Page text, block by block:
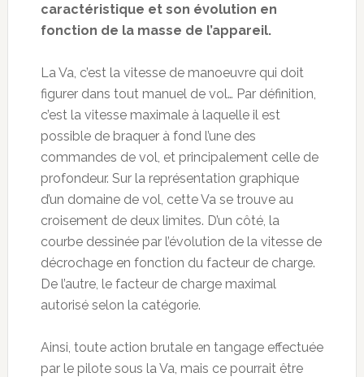
caractéristique et son évolution en
fonction de la masse de l’appareil.
La Va, c’est la vitesse de manoeuvre qui doit
figurer dans tout manuel de vol… Par définition,
c’est la vitesse maximale à laquelle il est
possible de braquer à fond l’une des
commandes de vol, et principalement celle de
profondeur. Sur la représentation graphique
d’un domaine de vol, cette Va se trouve au
croisement de deux limites. D’un côté, la
courbe dessinée par l’évolution de la vitesse de
décrochage en fonction du facteur de charge.
De l’autre, le facteur de charge maximal
autorisé selon la catégorie.
Ainsi, toute action brutale en tangage effectuée
par le pilote sous la Va, mais ce pourrait être